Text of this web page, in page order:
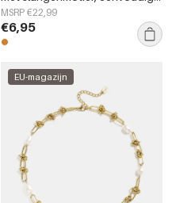
dagelijkse sieradenserie voor
dames.
MSRP €22,99
€6,95
EU-magazijn